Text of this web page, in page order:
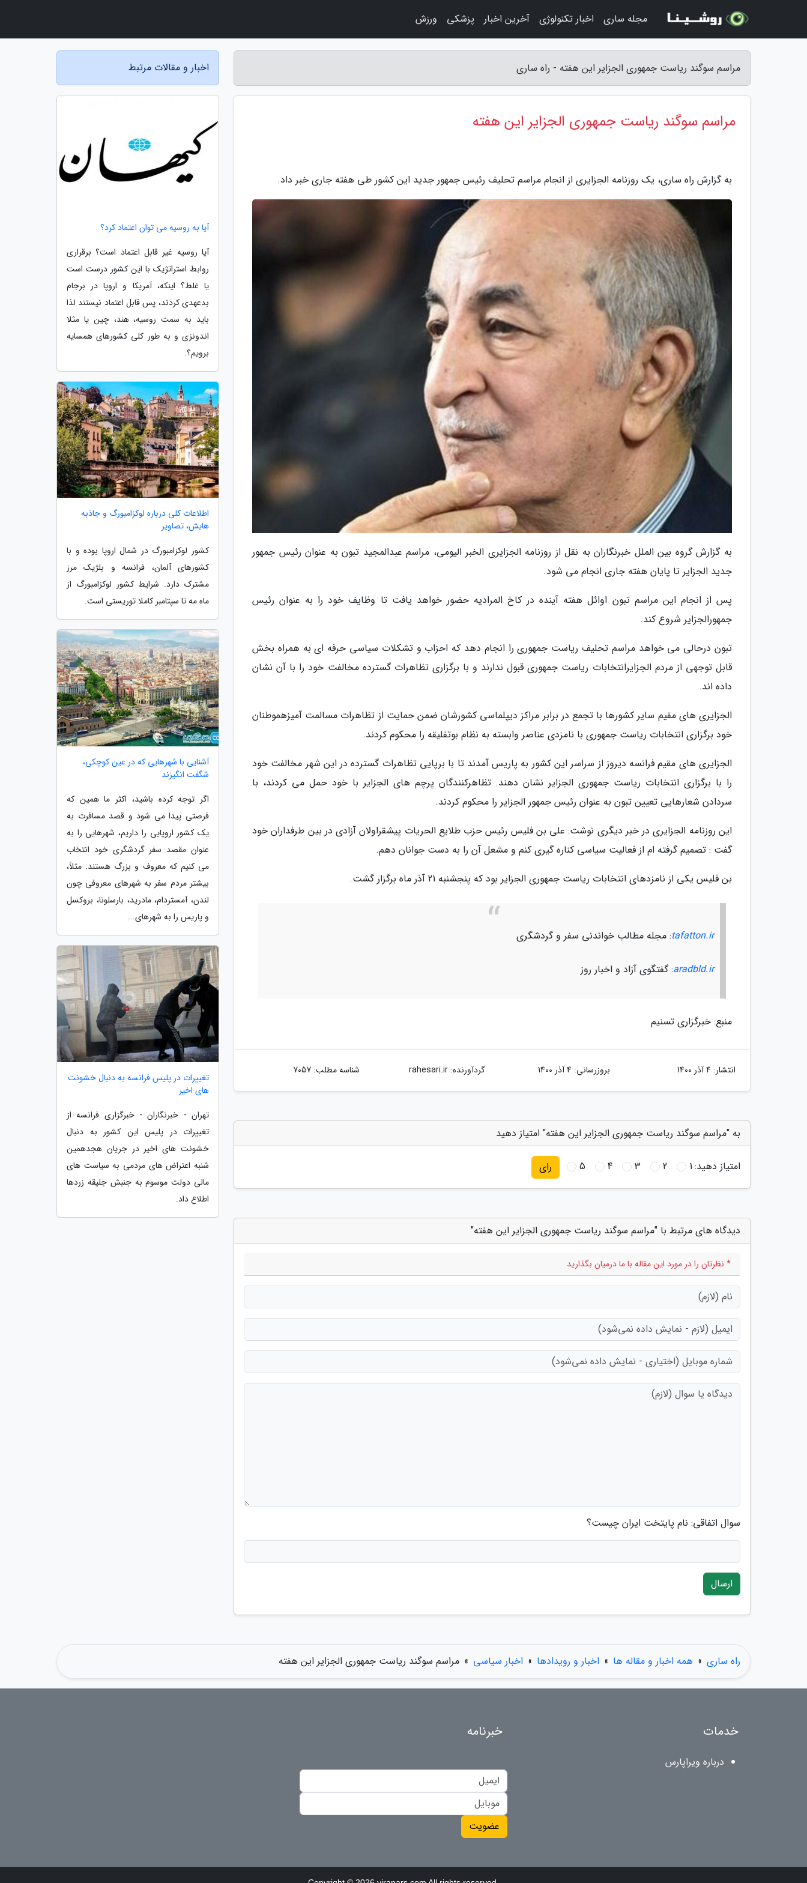
مراسم سوگند ریاست جمهوری الجزایر این هفته - راه ساری
مراسم سوگند ریاست جمهوری الجزایر این هفته
به گزارش راه ساری، یک روزنامه الجزایری از انجام مراسم تحلیف رئیس جمهور جدید این کشور طی هفته جاری خبر داد.
به گزارش گروه بین الملل خبرنگاران به نقل از روزنامه الجزایری الخبر الیومی، مراسم عبدالمجید تبون به عنوان رئیس جمهور
جدید الجزایر تا پایان هفته جاری انجام می شود.
پس از انجام این مراسم تبون اوائل هفته آینده در کاخ المرادیه حضور خواهد یافت تا وظایف خود را به عنوان رئیس
جمهورالجزایر شروع کند.
تبون درحالی می خواهد مراسم تحلیف ریاست جمهوری را انجام دهد که احزاب و تشکلات سیاسی حرفه ای به همراه بخش
قابل توجهی از مردم الجزایرانتخابات ریاست جمهوری قبول ندارند و با برگزاری تظاهرات گسترده مخالفت خود را با آن نشان
داده اند.
الجزایری های مقیم سایر کشورها با تجمع در برابر مراکز دیپلماسی کشورشان ضمن حمایت از تظاهرات مسالمت آمیزهموطنان
خود برگزاری انتخابات ریاست جمهوری با نامزدی عناصر وابسته به نظام بوتفلیقه را محکوم کردند.
الجزایری های مقیم فرانسه دیروز از سراسر این کشور به پاریس آمدند تا با برپایی تظاهرات گسترده در این شهر مخالفت خود
را با برگزاری انتخابات ریاست جمهوری الجزایر نشان دهند. تظاهرکنندگان پرچم های الجزایر با خود حمل می کردند، با
سردادن شعارهایی تعیین تبون به عنوان رئیس جمهور الجزایر را محکوم کردند.
این روزنامه الجزایری در خبر دیگری نوشت: علی بن فلیس رئیس حزب طلایع الحریات پیشقراولان آزادی در بین طرفداران خود
گفت : تصمیم گرفته ام از فعالیت سیاسی کناره گیری کنم و مشعل آن را به دست جوانان دهم.
بن فلیس یکی از نامزدهای انتخابات ریاست جمهوری الجزایر بود که پنجشنبه 21 آذر ماه برگزار گشت.
tafatton.ir: مجله مطالب خواندنی سفر و گردشگری
aradbld.ir: گفتگوی آزاد و اخبار روز
منبع: خبرگزاری تسنیم
انتشار: 4 آذر 1400 بروزرسانی: 4 آذر 1400 گردآورنده:rahesari.ir شناسه مطلب: 7057
به "مراسم سوگند ریاست جمهوری الجزایر این هفته" امتیاز دهید
امتیاز دهید:1
2
3
4
5 رای
دیدگاه های مرتبط با "مراسم سوگند ریاست جمهوری الجزایر این هفته"
* نظرتان را در مورد این مقاله با ما درمیان بگذارید
سوال اتفاقی: نام پایتخت ایران چیست؟
ارسال
اخبار و مقالات مرتبط
آیا به روسیه می توان اعتماد کرد؟
آیا روسیه غیر قابل اعتماد است؟ برقراری
روابط استراتژیک با این کشور درست است
یا غلط؟ اینکه، آمریکا و اروپا در برجام
بدعهدی کردند، پس قابل اعتماد نیستند لذا
باید به سمت روسیه، هند، چین یا مثلا
اندونزی و به طور کلی کشورهای همسایه
برویم؟.
اطلاعات کلی درباره لوکزامبورگ و جاذبه
هایش، تصاویر
کشور لوکزامبورگ در شمال اروپا بوده و با
کشورهای آلمان، فرانسه و بلژیک مرز
مشترک دارد. شرایط کشور لوکزامبورگ از
ماه مه تا سپتامبر کاملا توریستی است.
آشنایی با شهرهایی که در عین کوچکی،
شگفت انگیزند
اگر توجه کرده باشید، اکثر ما همین که
فرصتی پیدا می شود و قصد مسافرت به
یک کشور اروپایی را داریم، شهرهایی را به
عنوان مقصد سفر گردشگری خود انتخاب
می کنیم که معروف و بزرگ هستند. مثلاً،
بیشتر مردم سفر به شهرهای معروفی چون
لندن، آمستردام، مادرید، بارسلونا، بروکسل
و پاریس را به شهرهای...
تغییرات در پلیس فرانسه به دنبال خشونت
های اخیر
تهران - خبرنگاران - خبرگزاری فرانسه از
تغییرات در پلیس این کشور به دنبال
خشونت های اخیر در جریان هجدهمین
شنبه اعتراض های مردمی به سیاست های
مالی دولت موسوم به جنبش جلیقه زردها
اطلاع داد.
راه ساری » همه اخبار و مقاله ها » اخبار و رویدادها » اخبار سیاسی » مراسم سوگند ریاست جمهوری الجزایر این هفته
مجله ساری اخبار تکنولوژی آخرین اخبار پزشکی ورزش
خدمات
درباره ویراپارس
خبرنامه
عضویت